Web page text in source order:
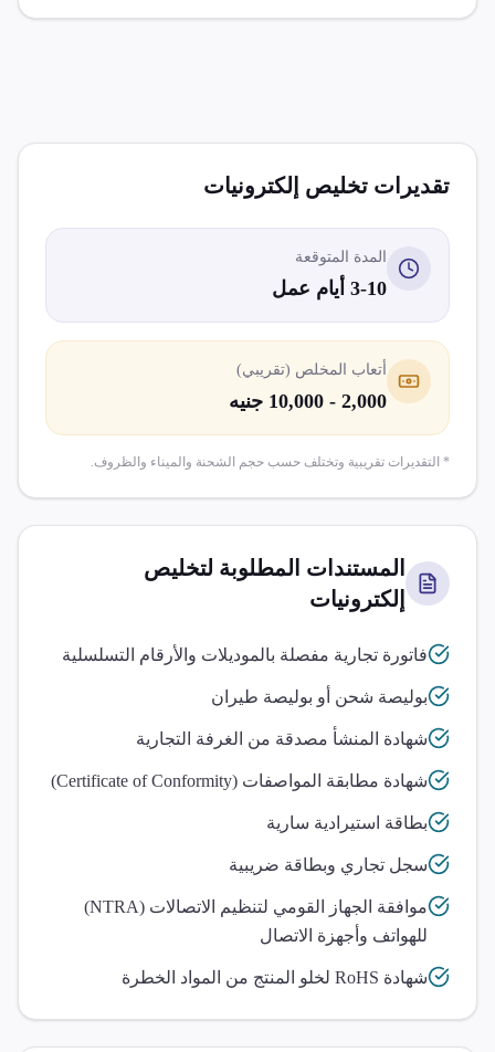
تقديرات تخليص إلكترونيات
المدة المتوقعة
3-10 أيام عمل
أتعاب المخلص (تقريبي)
2,000 - 10,000 جنيه
* التقديرات تقريبية وتختلف حسب حجم الشحنة والميناء والظروف.
المستندات المطلوبة لتخليص
إلكترونيات
فاتورة تجارية مفصلة بالموديلات والأرقام التسلسلية
بوليصة شحن أو بوليصة طيران
شهادة المنشأ مصدقة من الغرفة التجارية
شهادة مطابقة المواصفات (Certificate of Conformity)
بطاقة استيرادية سارية
سجل تجاري وبطاقة ضريبية
موافقة الجهاز القومي لتنظيم الاتصالات (NTRA)
للهواتف وأجهزة الاتصال
شهادة RoHS لخلو المنتج من المواد الخطرة